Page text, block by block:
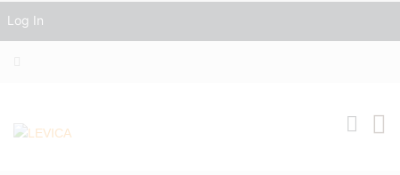
Log In